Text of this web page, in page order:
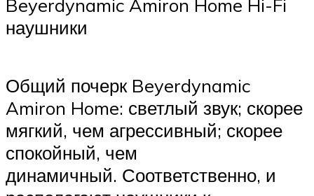
Beyerdynamic Amiron Home Hi-Fi
наушники
Общий почерк Beyerdynamic
Amiron Home: светлый звук; скорее
мягкий, чем агрессивный; скорее
спокойный, чем
динамичный. Соответственно, и